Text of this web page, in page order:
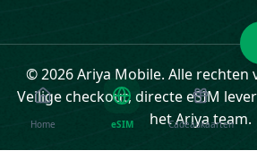
© 2026 Ariya Mobile. Alle rechten
Veilige checkout, directe eSIM
het Ariya team.
Home eSIM Cadeaukaarten